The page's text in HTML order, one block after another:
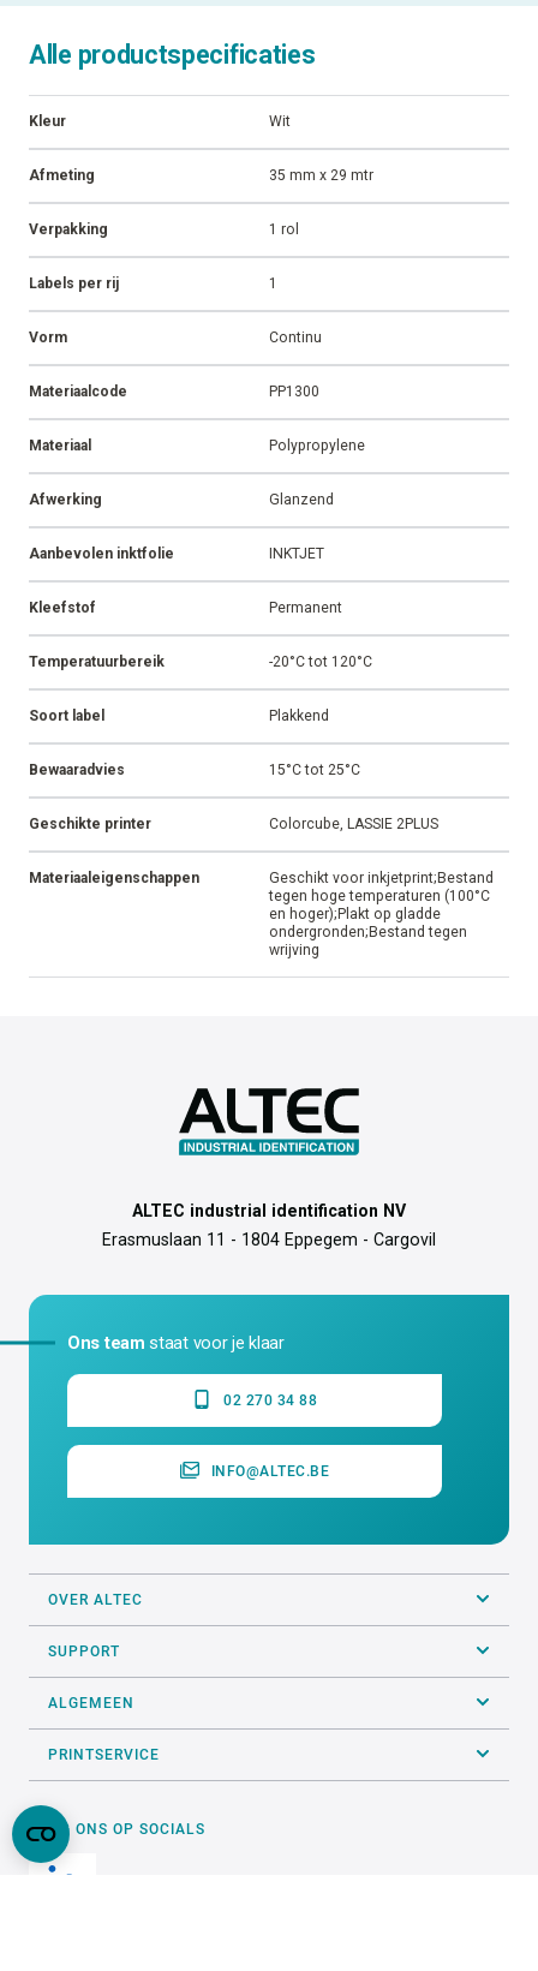
Alle productspecificaties
Kleur Wit
Afmeting 35 mm x 29 mtr
Verpakking 1 rol
Labels per rij 1
Vorm Continu
Materiaalcode PP1300
Materiaal Polypropylene
Afwerking Glanzend
Aanbevolen inktfolie INKTJET
Kleefstof Permanent
Temperatuurbereik -20°C tot 120°C
Soort label Plakkend
Bewaaradvies 15°C tot 25°C
Geschikte printer Colorcube, LASSIE 2PLUS
Materiaaleigenschappen
Geschikt voor inkjetprint;Bestand
tegen hoge temperaturen (100°C
en hoger);Plakt op gladde
ondergronden;Bestand tegen
wrijving
ALTEC industrial identification NV
Erasmuslaan 11 - 1804 Eppegem - Cargovil
Ons team staat voor je klaar
02 270 34 88
INFO@ALTEC.BE
OVER ALTEC
SUPPORT
ALGEMEEN
PRINTSERVICE
VOLG ONS OP SOCIALS